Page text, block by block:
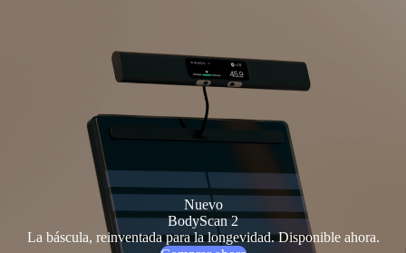
Nuevo
BodyScan 2
La báscula, reinventada para la longevidad. Disponible ahora.